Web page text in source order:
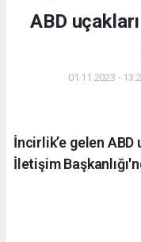
ABD
01.11.2023 -
İncirlik’e gelen
İletişim